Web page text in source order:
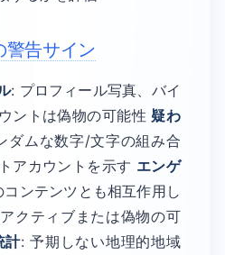
警告サイン
: プロフィール写真、バイ
ントは偽物の可能性 疑わ
ダムな数字/文字の組み合
アカウントを示す エンゲ
コンテンツとも相互作用し
クティブまたは偽物の可
計: 予期しない地理的地域